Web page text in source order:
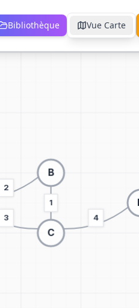
Bibliothèque Vue Carte